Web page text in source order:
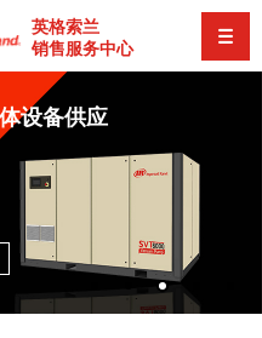
英格索兰
销售服务中心
设备供应